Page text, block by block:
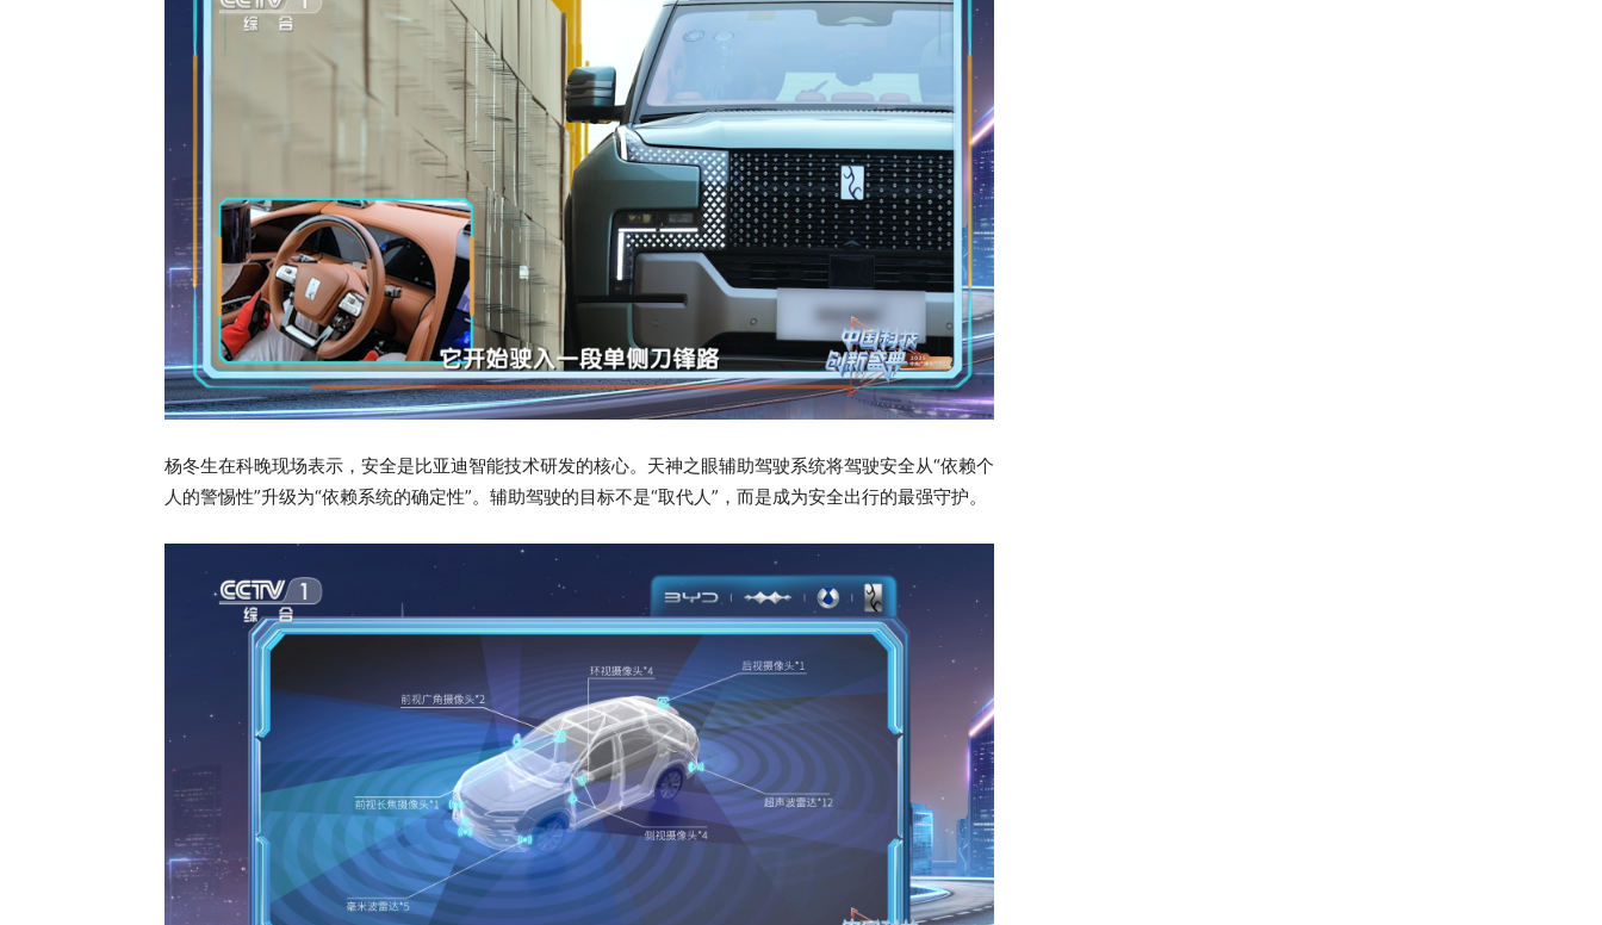
杨冬生在科晚现场表示，安全是比亚迪智能技术研发的核心。天神之眼辅助驾驶系统将驾驶安全从“依赖个
人的警惕性”升级为“依赖系统的确定性”。辅助驾驶的目标不是“取代人”，而是成为安全出行的最强守护。